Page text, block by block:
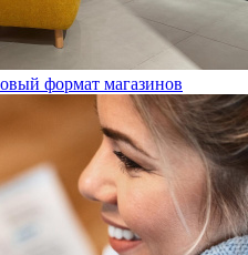
формат магазинов